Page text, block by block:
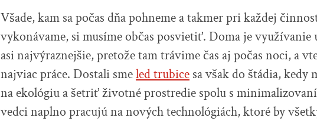
Všade, kam sa počas dňa pohneme a takmer pri každej
vykonávame, si musíme občas posvietiť. Doma je využívanie
asi najvýraznejšie, pretože tam trávime čas aj počas noci, a
najviac práce. Dostali smeled trubice sa však do štádia, kedy
na ekológiu a šetriť životné prostredie spolu s
vedci naplno pracujú na nových technológiách, ktoré by